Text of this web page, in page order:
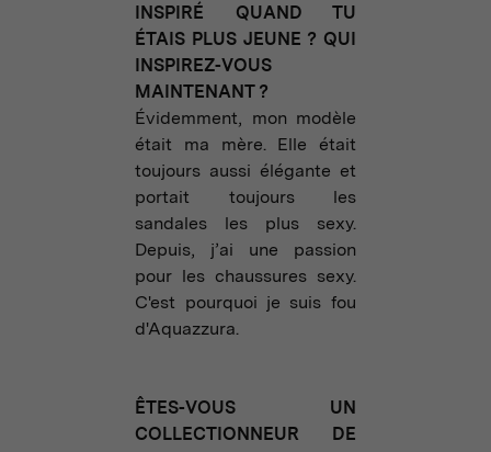
INSPIRÉ QUAND TU
ÉTAIS PLUS JEUNE ? QUI
INSPIREZ-VOUS
MAINTENANT ?
Évidemment, mon modèle
était ma mère. Elle était
toujours aussi élégante et
portait toujours les
sandales les plus sexy.
Depuis, j’ai une passion
pour les chaussures sexy.
C'est pourquoi je suis fou
d'Aquazzura.
ÊTES-VOUS UN
COLLECTIONNEUR DE